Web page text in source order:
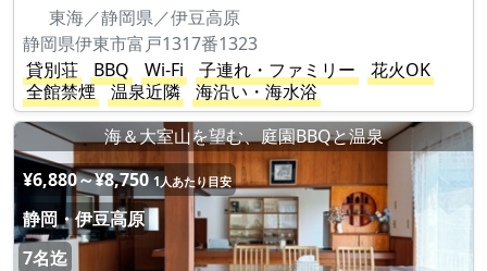
東海／静岡県／伊豆高原
静岡県伊東市富戸1317番1323
貸別荘
BBQ Wi-Fi 子連れ・ファミリー
花火OK
全館禁煙
温泉近隣
海沿い・海水浴
海＆大室山を望む、庭園BBQと温泉
¥6,880～¥8,750 1人あたり目安
静岡・伊豆高原
7名迄